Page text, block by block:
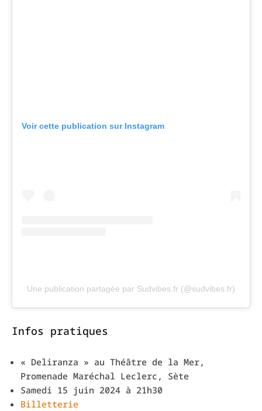
Voir cette publication sur Instagram
Une publication partagée par Sudvibes.fr (@sudvibes.fr)
Infos pratiques
« Deliranza » au Théâtre de la Mer,
Promenade Maréchal Leclerc, Sète
Samedi 15 juin 2024 à 21h30
Billetterie